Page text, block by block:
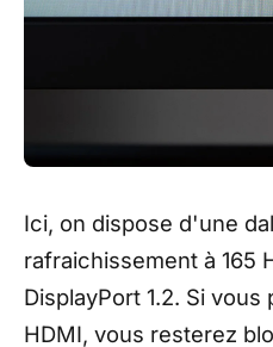
Ici, on dispose d'une
rafraichissement à 165
DisplayPort 1.2. Si
HDMI, vous resterez